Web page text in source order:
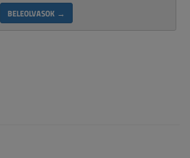
BELEOLVASOK →